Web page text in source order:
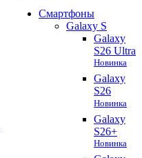
Смартфоны
Galaxy S
Galaxy
S26 Ultra
Новинка
Galaxy
S26
Новинка
Galaxy
S26+
Новинка